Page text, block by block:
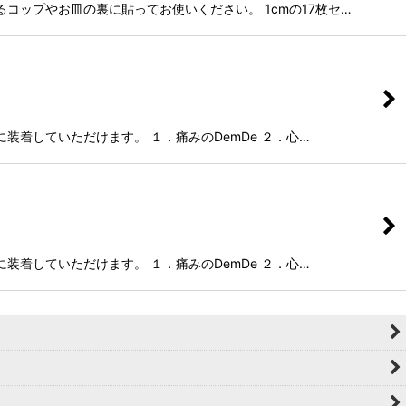
ップやお皿の裏に貼ってお使いください。 1cmの17枚セ…
着していただけます。 １．痛みのDemDe ２．心…
着していただけます。 １．痛みのDemDe ２．心…